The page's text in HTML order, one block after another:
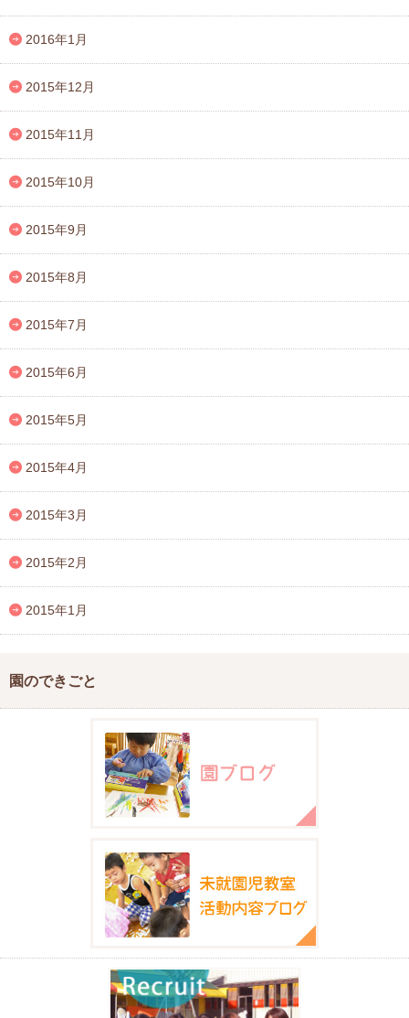
2016年1月
2015年12月
2015年11月
2015年10月
2015年9月
2015年8月
2015年7月
2015年6月
2015年5月
2015年4月
2015年3月
2015年2月
2015年1月
園のできごと